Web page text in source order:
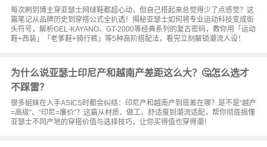
每次刷到博主穿亚瑟士网球鞋都超心动，但自己搭起来总觉得少了点感觉？这
篇笔记从品牌历史到穿搭公式全扒透！揭秘亚瑟士如何将专业运动科技变成街
头符号，解析GEL-KAYANO、GT-2000等经典系列的复古密码，教你用「运动
鞋+西装」「老爹鞋+骑行裤」等5种高阶搭配法，看完立刻解锁潮流人设！
为什么说亚瑟士印尼产和越南产差距这么大？🤔怎么选才
不踩雷？
很多姐妹在入手ASICS时都会纠结：印尼产和越南产到底差在哪？是不是“越产
=高级”、“印尼=廉价”？这篇从材质、做工、舒适度到潮流适配，帮你彻底搞懂
亚瑟士不同产地的穿搭价值与选择技巧，让你买得值也穿得潮！